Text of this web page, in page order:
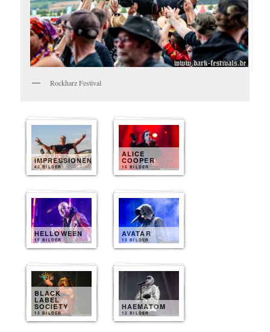
Rockharz Festival
IMPRESSIONEN
40 BILDER
ALICE
COOPER
15 BILDER
HELLOWEEN
15 BILDER
AVATAR
13 BILDER
BLACK
LABEL
SOCIETY
13 BILDER
HAEMATOM
12 BILDER